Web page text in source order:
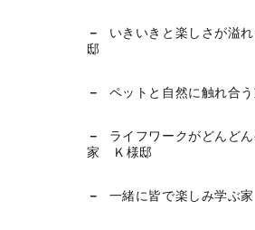
いきいきと楽しさが溢
邸
ペットと自然に触れ合
ライフワークがどんど
家 Ｋ様邸
一緒に皆で楽しみ学ぶ